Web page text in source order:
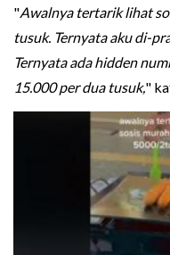
"Awalnya tertarik lihat
tusuk. Ternyata aku di-
Ternyata ada hidden
15.000 per dua tusuk,"